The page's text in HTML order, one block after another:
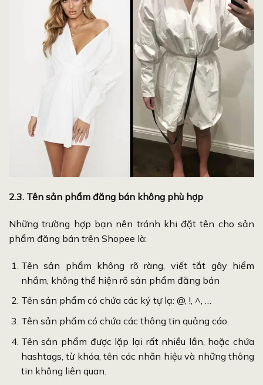
2.3. Tên sản phẩm đăng bán không phù hợp
Những trường hợp bạn nên tránh khi đặt tên cho sản
phẩm đăng bán trên Shopee là:
Tên sản phẩm không rõ ràng, viết tắt gây hiểm
nhầm, không thể hiện rõ sản phẩm đăng bán
Tên sản phẩm có chứa các ký tự lạ: @, !, ^, …
Tên sản phẩm có chứa các thông tin quảng cáo.
Tên sản phẩm được lặp lại rất nhiều lần, hoặc chứa
hashtags, từ khóa, tên các nhãn hiệu và những thông
tin không liên quan.